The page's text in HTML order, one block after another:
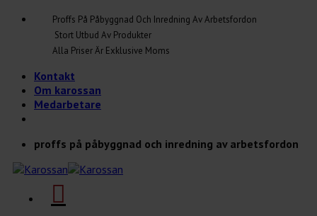
Skip
Proffs På Påbyggnad Och Inredning Av Arbetsfordon
Stort Utbud Av Produkter
Alla Priser Är Exklusive Moms
Kontakt
Om karossan
Medarbetare
proffs på påbyggnad och inredning av arbetsfordon